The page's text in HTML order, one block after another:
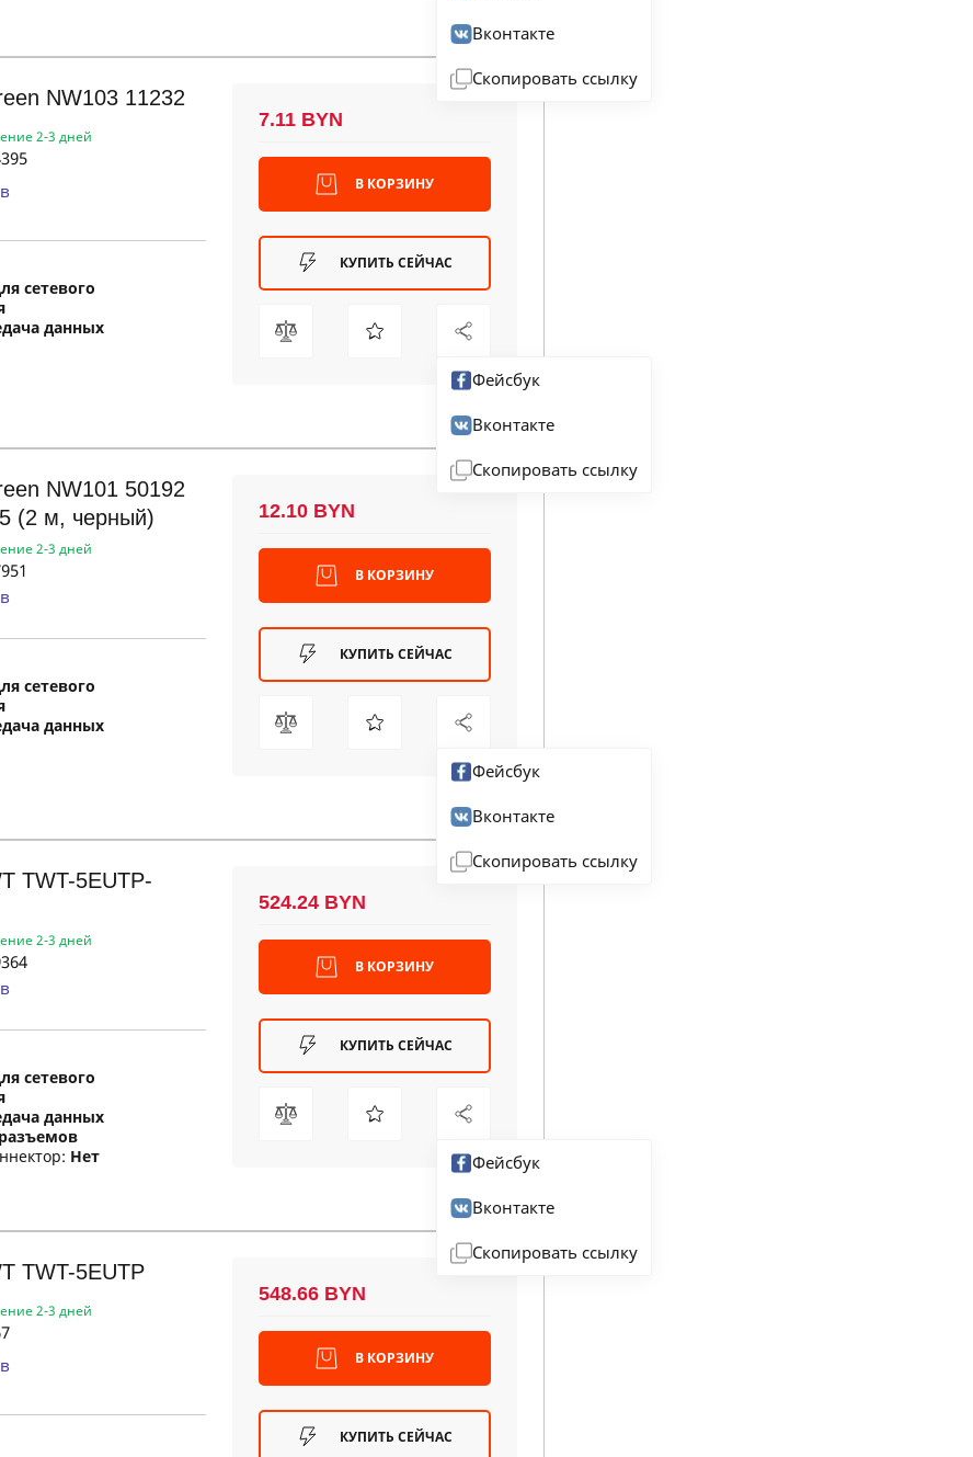
Вконтакте
Скопировать ссылку
NW103 11232
2-3 дней
сетевого
данных
7.11 BYN
В КОРЗИНУ
КУПИТЬ СЕЙЧАС
Фейсбук
Вконтакте
Скопировать ссылку
NW101 50192
(2 м, черный)
2-3 дней
сетевого
данных
12.10 BYN
В КОРЗИНУ
КУПИТЬ СЕЙЧАС
Фейсбук
Вконтакте
Скопировать ссылку
TWT-5EUTP-
2-3 дней
сетевого
данных
Нет
524.24 BYN
В КОРЗИНУ
КУПИТЬ СЕЙЧАС
Фейсбук
Вконтакте
Скопировать ссылку
TWT-5EUTP
2-3 дней
548.66 BYN
В КОРЗИНУ
КУПИТЬ СЕЙЧАС